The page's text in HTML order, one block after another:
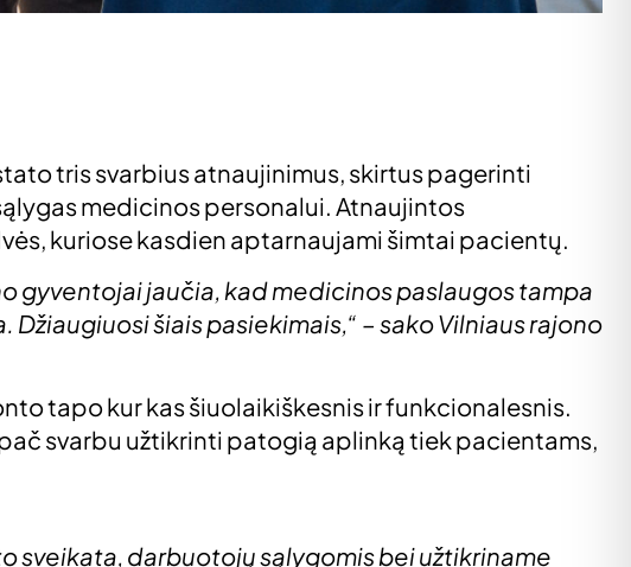
tris svarbius atnaujinimus, skirtus pagerinti
medicinos personalui. Atnaujintos
kuriose kasdien aptarnaujami šimtai pacientų.
gyventojai jaučia, kad medicinos paslaugos tampa
šiais pasiekimais,“ – sako Vilniaus rajono
tapo kur kas šiuolaikiškesnis ir funkcionalesnis.
svarbu užtikrinti patogią aplinką tiek pacientams,
sveikata, darbuotojų sąlygomis bei užtikriname